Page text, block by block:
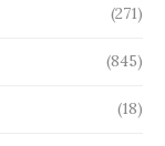
(271)
(845)
(18)